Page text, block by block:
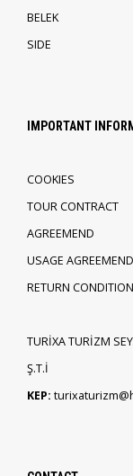
BELEK
SIDE
IMPORTANT
COOKIES
TOUR CONTRACT
AGREEMEND
USAGE AGREEMEND
RETURN
TURİXA TURİZM
Ş.T.İ
KEP: